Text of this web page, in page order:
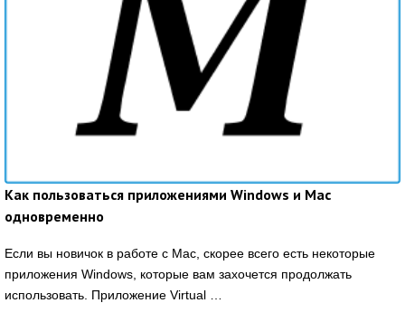
Как пользоваться приложениями Windows и Mac
одновременно
Если вы новичок в работе с Mac, скорее всего есть некоторые
приложения Windows, которые вам захочется продолжать
использовать. Приложение Virtual …